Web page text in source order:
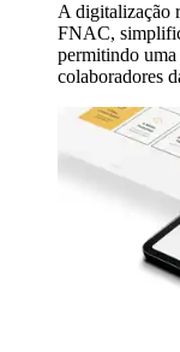
A digitalização
FNAC,
permitindo uma
colaboradores